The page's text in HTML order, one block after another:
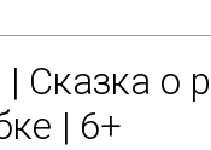
Сказка о
| 6+